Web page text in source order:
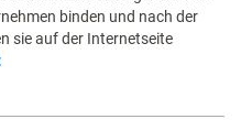
binden und nach der
sie auf der Internetseite